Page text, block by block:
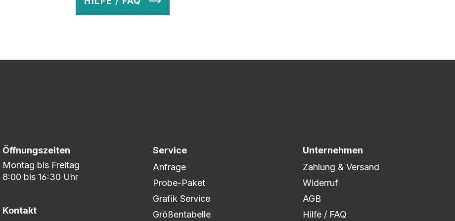
so lange ab, bis Ihr zu 100% zufrieden seid. Danach wird es zum Druck freigegeben und die
Öffnungszeiten
Montag bis Freitag
8:00 bis 16:30 Uhr
Kontakt
Service
Anfrage
Probe-Paket
Grafik Service
Größentabelle
Unternehmen
Zahlung & Versand
Widerruf
AGB
Hilfe / FAQ